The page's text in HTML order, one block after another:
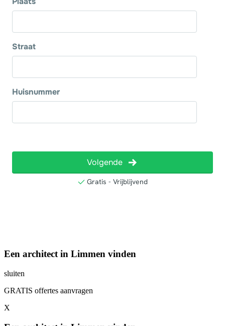
Een architect in Limmen vinden
sluiten
GRATIS offertes aanvragen
X